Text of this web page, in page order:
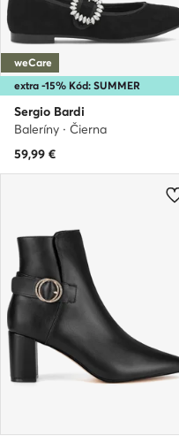
extra -15% Kód: SUMMER
weCare
Sergio Bardi
Baleríny · Čierna
59,99 €